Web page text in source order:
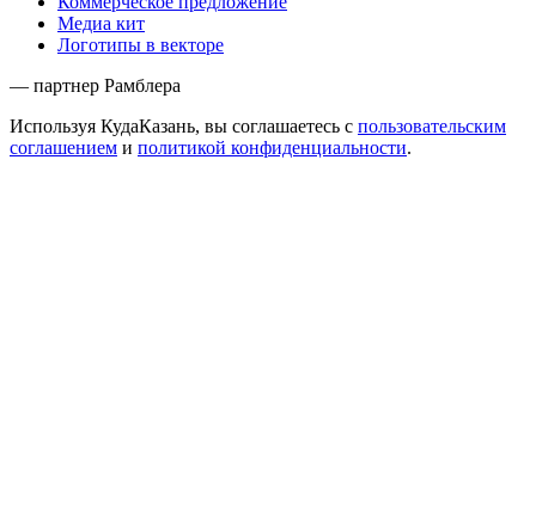
Медиа кит
Логотипы в векторе
— партнер Рамблера
Используя КудаКазань, вы соглашаетесь с пользовательским
соглашением и политикой конфиденциальности.